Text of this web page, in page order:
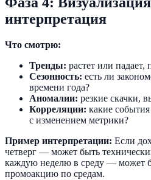
интерпретация
Что смотрю:
Тренды: растет или падает,
Сезонность: есть ли
времени года?
Аномалии: резкие скачки,
Корреляции: какие
с изменением метрики?
Пример интерпретации: Если
четверг — может быть
каждую неделю в среду — может
промоакцию по средам.